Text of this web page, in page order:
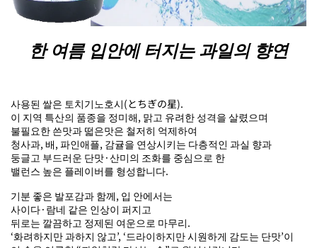
한 여름 입안에 터지는 과일의 향연
사용된 쌀은 토치기노호시(とちぎの星).
이 지역 특산의 품종을 정미해, 맑고 유려한 성격을 살렸으며
불필요한 쓴맛과 떫은맛은 철저히 억제하여
청사과, 배, 파인애플, 감귤을 연상시키는 다층적인 과실 향과
둥글고 부드러운 단맛·산미의 조화를 중심으로 한
밸런스 높은 플레이버를 형성합니다.
기분 좋은 발포감과 함께, 입 안에서는
사이다·람네 같은 인상이 퍼지고
뒤로는 깔끔하고 정제된 여운으로 마무리.
‘화려하지만 과하지 않고’, ‘드라이하지만 시원하게 감도는 단맛’이